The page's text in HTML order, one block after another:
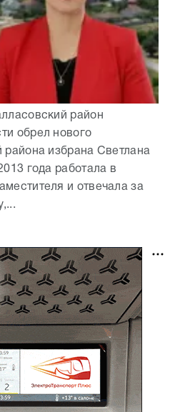
район
обрел нового
района избрана Светлана
года работала в
и отвечала за